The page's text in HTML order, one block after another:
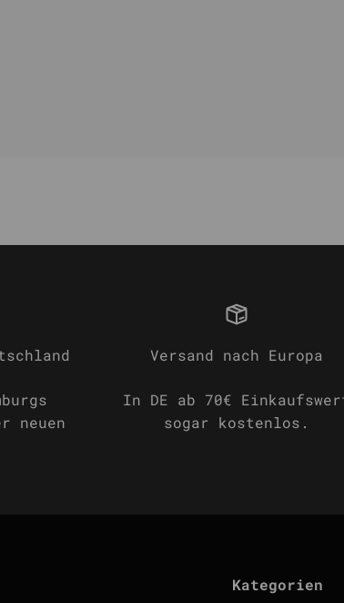
neuen
Versand nach Europa
In DE ab 70€
sogar kostenlos.
Kategorien